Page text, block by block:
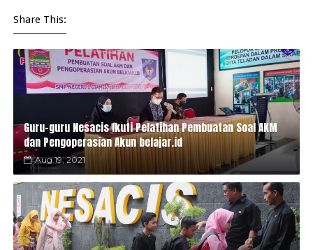
Share This:
Guru-guru Nesacis Ikuti Pelatihan Pembuatan Soal AKM
dan Pengoperasian Akun belajar.id
Aug 19, 2021